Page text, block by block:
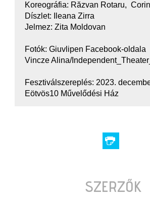
Koreográfia: Răzvan Rotaru,
Díszlet: Ileana Zirra
Jelmez: Zita Moldovan
Fotók: Giuvlipen Facebook-oldala
Vincze Alina/
Fesztiválszereplés: 2023.
Eötvös10 Művelődési Ház
SZERZŐK